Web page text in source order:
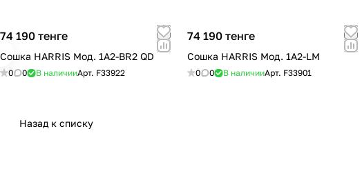
74 190 тенге
Сошка HARRIS Мод. 1A2-BR2 QD
0 0 В наличииАрт. F33922
74 190 тенге
Сошка HARRIS Мод. 1A2-LM
0 0 В наличииАрт. F33901
Назад к списку